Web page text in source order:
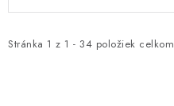
Kontakty Doprava a platba
i
Stránka 1 z 1 - 34 položiek celkom
e